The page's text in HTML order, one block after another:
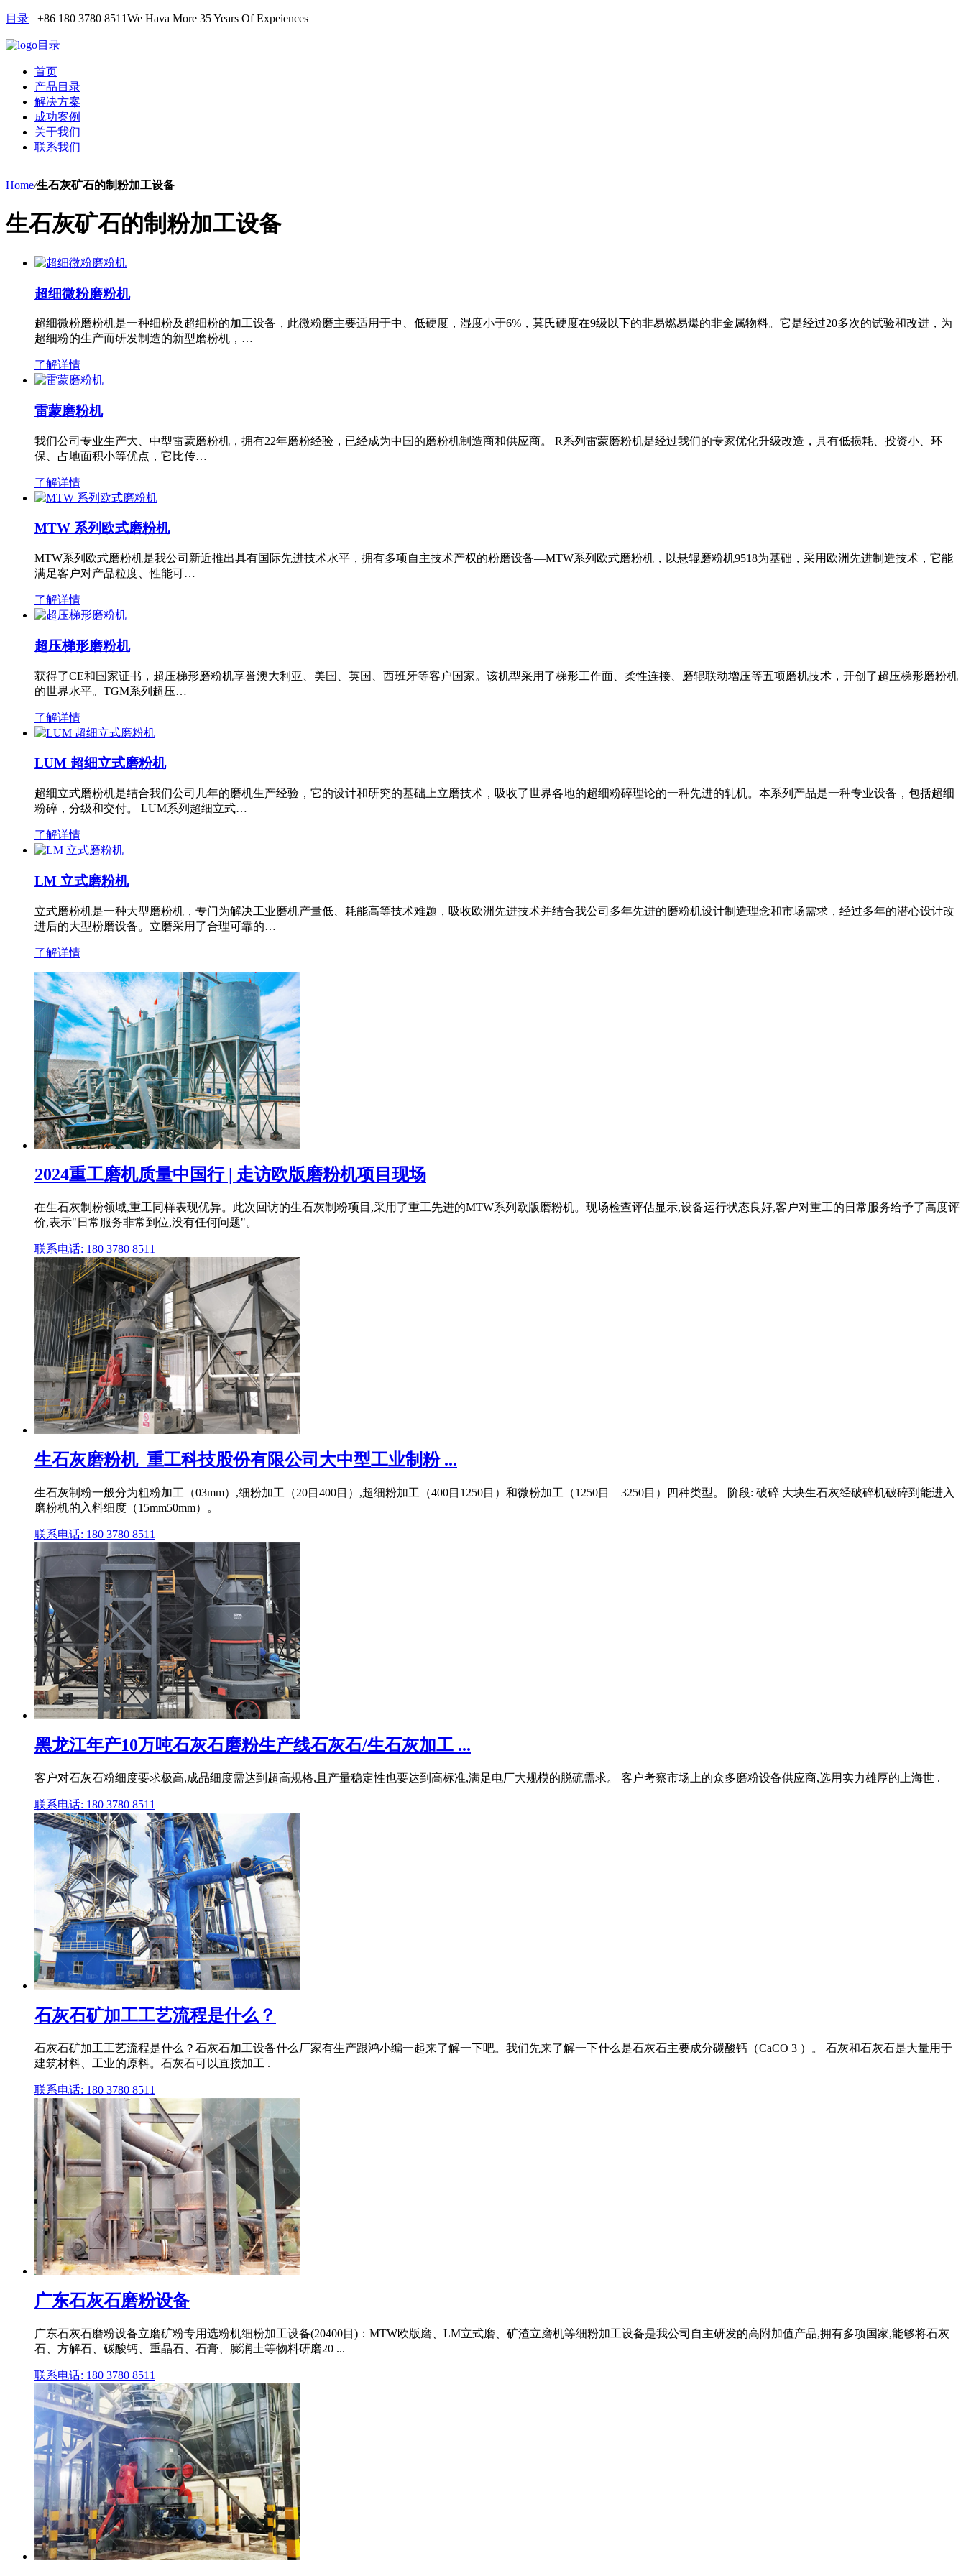
目录 +86 180 3780 8511We Hava More 35 Years Of Expeiences
目录
首页
产品目录
解决方案
成功案例
关于我们
联系我们
Home/生石灰矿石的制粉加工设备
生石灰矿石的制粉加工设备
超细微粉磨粉机
超细微粉磨粉机是一种细粉及超细粉的加工设备，此微粉磨主要适用于中、低硬度，湿度小于6%，莫氏硬度在9级以下的非易燃易爆的非金属物料。它是经过20多次的试验和改进，为
超细粉的生产而研发制造的新型磨粉机，…
了解详情
雷蒙磨粉机
我们公司专业生产大、中型雷蒙磨粉机，拥有22年磨粉经验，已经成为中国的磨粉机制造商和供应商。 R系列雷蒙磨粉机是经过我们的专家优化升级改造，具有低损耗、投资小、环
保、占地面积小等优点，它比传…
了解详情
MTW 系列欧式磨粉机
MTW系列欧式磨粉机是我公司新近推出具有国际先进技术水平，拥有多项自主技术产权的粉磨设备—MTW系列欧式磨粉机，以悬辊磨粉机9518为基础，采用欧洲先进制造技术，它能
满足客户对产品粒度、性能可…
了解详情
超压梯形磨粉机
获得了CE和国家证书，超压梯形磨粉机享誉澳大利亚、美国、英国、西班牙等客户国家。该机型采用了梯形工作面、柔性连接、磨辊联动增压等五项磨机技术，开创了超压梯形磨粉机
的世界水平。TGM系列超压…
了解详情
LUM 超细立式磨粉机
超细立式磨粉机是结合我们公司几年的磨机生产经验，它的设计和研究的基础上立磨技术，吸收了世界各地的超细粉碎理论的一种先进的轧机。本系列产品是一种专业设备，包括超细
粉碎，分级和交付。 LUM系列超细立式…
了解详情
LM 立式磨粉机
立式磨粉机是一种大型磨粉机，专门为解决工业磨机产量低、耗能高等技术难题，吸收欧洲先进技术并结合我公司多年先进的磨粉机设计制造理念和市场需求，经过多年的潜心设计改
进后的大型粉磨设备。立磨采用了合理可靠的…
了解详情
2024重工磨机质量中国行 | 走访欧版磨粉机项目现场
在生石灰制粉领域,重工同样表现优异。此次回访的生石灰制粉项目,采用了重工先进的MTW系列欧版磨粉机。现场检查评估显示,设备运行状态良好,客户对重工的日常服务给予了高度评
价,表示"日常服务非常到位,没有任何问题"。
联系电话: 180 3780 8511
生石灰磨粉机_重工科技股份有限公司大中型工业制粉 ...
生石灰制粉一般分为粗粉加工（03mm）,细粉加工（20目400目）,超细粉加工（400目1250目）和微粉加工（1250目—3250目）四种类型。 阶段: 破碎 大块生石灰经破碎机破碎到能进入
磨粉机的入料细度（15mm50mm）。
联系电话: 180 3780 8511
黑龙江年产10万吨石灰石磨粉生产线石灰石/生石灰加工 ...
客户对石灰石粉细度要求极高,成品细度需达到超高规格,且产量稳定性也要达到高标准,满足电厂大规模的脱硫需求。 客户考察市场上的众多磨粉设备供应商,选用实力雄厚的上海世 .
联系电话: 180 3780 8511
石灰石矿加工工艺流程是什么？
石灰石矿加工工艺流程是什么？石灰石加工设备什么厂家有生产跟鸿小编一起来了解一下吧。我们先来了解一下什么是石灰石主要成分碳酸钙（CaCO 3 ）。 石灰和石灰石是大量用于
建筑材料、工业的原料。石灰石可以直接加工 .
联系电话: 180 3780 8511
广东石灰石磨粉设备
广东石灰石磨粉设备立磨矿粉专用选粉机细粉加工设备(20400目)：MTW欧版磨、LM立式磨、矿渣立磨机等细粉加工设备是我公司自主研发的高附加值产品,拥有多项国家,能够将石灰
石、方解石、碳酸钙、重晶石、石膏、膨润土等物料研磨20 ...
联系电话: 180 3780 8511